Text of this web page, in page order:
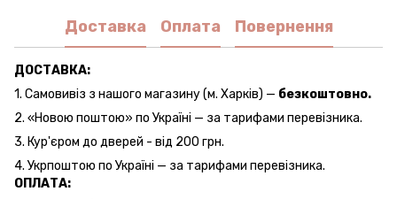
Доставка Оплата Повернення
ДОСТАВКА:
1. Самовивіз з нашого магазину (м. Харків) — безкоштовно.
2. «Новою поштою» по Україні — за тарифами перевізника.
3. Кур'єром до дверей - від 200 грн.
4. Укрпоштою по Україні — за тарифами перевізника.
ОПЛАТА: